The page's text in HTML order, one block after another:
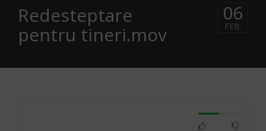
Redesteptare
pentru tineri.mov
06
FEB.